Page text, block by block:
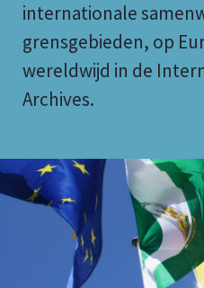
internationale
grensgebieden, op
wereldwijd in de
Archives.